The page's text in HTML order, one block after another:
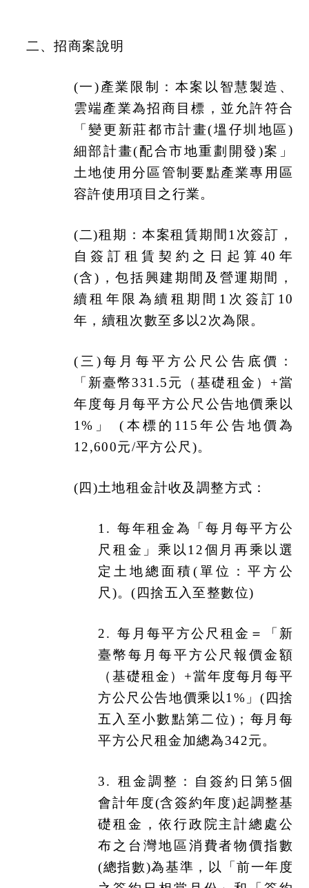
二、招商案說明
(一)產業限制：本案以智慧製造、
雲端產業為招商目標，並允許符合
「變更新莊都市計畫(塭仔圳地區)
細部計畫(配合市地重劃開發)案」
土地使用分區管制要點產業專用區
容許使用項目之行業。
(二)租期：本案租賃期間1次簽訂，
自簽訂租賃契約之日起算40年
(含)，包括興建期間及營運期間，
續租年限為續租期間1次簽訂10
年，續租次數至多以2次為限。
( 三)每月每平方公尺公告底價：
「新臺幣331.5元（基礎租金）+當
年度每月每平方公尺公告地價乘以
1%」 (本標的115年公告地價為
12,600元/平方公尺)。
(四)土地租金計收及調整方式：
1.每年租金為「每月每平方公
尺租金」乘以12個月再乘以選
定土地總面積(單位：平方公
尺)。(四捨五入至整數位)
2.每月每平方公尺租金＝「新
臺幣每月每平方公尺報價金額
（基礎租金）+當年度每月每平
方公尺公告地價乘以1%」(四捨
五入至小數點第二位)；每月每
平方公尺租金加總為342元。
3.租金調整：自簽約日第5個
會計年度(含簽約年度)起調整基
礎租金，依行政院主計總處公
布之台灣地區消費者物價指數
(總指數)為基準，以「前一年度